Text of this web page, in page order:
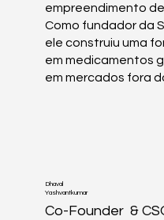
empreendimento
Como fundador da
ele construiu uma
em medicamentos
em mercados fora
Dhaval
Yashvantkumar
Co-Founder &